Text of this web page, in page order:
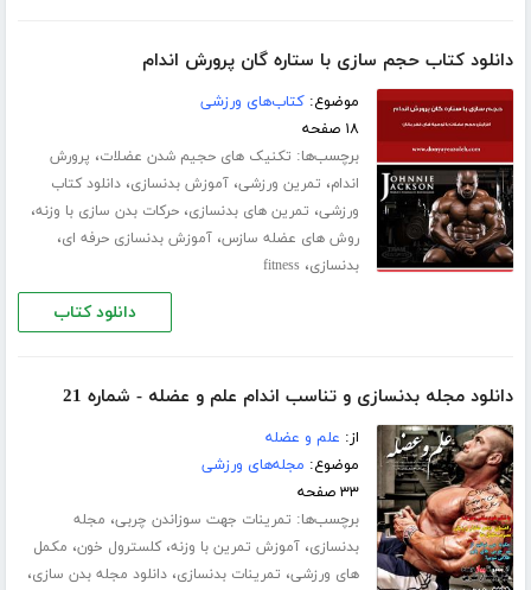
دانلود کتاب حجم سازی با ستاره گان پرورش اندام
موضوع:کتاب‌های ورزشی
۱۸ صفحه
برچسب‌ها: تکنیک های حجیم شدن عضلات، پرورش
اندام، تمرین ورزشی،آموزش بدنسازی،دانلود کتاب
ورزشی، تمرین های بدنسازی،حرکات بدن سازی با وزنه،
روش های عضله سازس،آموزش بدنسازی حرفه ای،
بدنسازی،fitness
دانلود کتاب
دانلود مجله بدنسازی و تناسب اندام علم و عضله - شماره 21
از: علم و عضله
موضوع: مجله‌های ورزشی
۳۳ صفحه
برچسب‌ها: تمرینات جهت سوزاندن چربی، مجله
بدنسازی،آموزش تمرین با وزنه،کلسترول خون، مکمل
های ورزشی، تمرینات بدنسازی،دانلود مجله بدن سازی،